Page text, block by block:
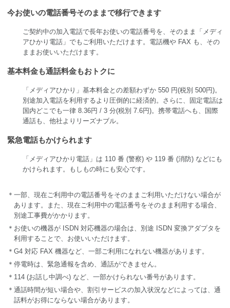
今お使いの電話番号そのままで移行できます
ご契約中の加入電話で長年お使いの電話番号を、そのまま「メディ
アひかり電話」でもご利用いただけます。電話機や FAX も、その
ままお使いいただけます。
基本料金も通話料金もおトクに
「メディアひかり」基本料金との差額わずか 550 円(税別 500円)。
別途加入電話を利用するより圧倒的に経済的。さらに、固定電話は
国内どこでも一律 8.36円 / 3 分(税別 7.6円)。携帯電話へも、国際
通話も、他社よりリーズナブル。
緊急電話もかけられます
「メディアひかり電話」は 110 番 (警察) や 119 番 (消防) などにも
かけられます。もしもの時にも安心です。
＊一部、現在ご利用中の電話番号をそのままご利用いただけない場合が
あります。また、現在ご利用中の電話番号をそのまま利用する場合、
別途工事費がかかります。
＊お使いの機器が ISDN 対応機器の場合は、別途 ISDN 変換アダプタを
利用することで、お使いいただけます。
＊G4 対応 FAX 機器など、一部ご利用になれない機器があります。
＊停電時は、緊急通報を含め、通話ができません。
＊114 (お話し中調べ) など、一部かけられない番号があります。
＊通話時間が短い場合や、割引サービスの加入状況などによっては、通
話料がお得にならない場合があります。